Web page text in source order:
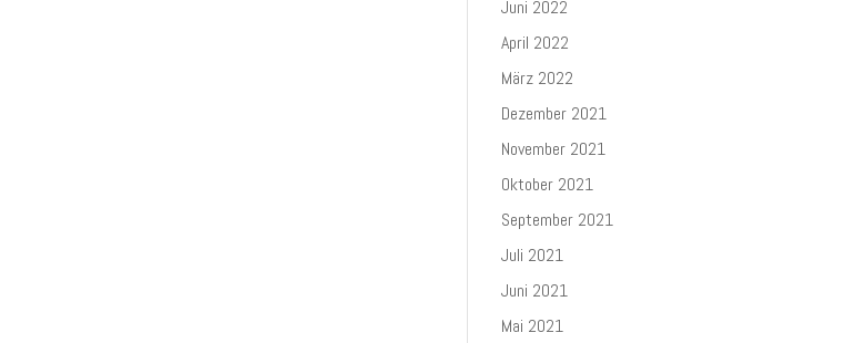
Juni 2022
April 2022
März 2022
Dezember 2021
November 2021
Oktober 2021
September 2021
Juli 2021
Juni 2021
Mai 2021